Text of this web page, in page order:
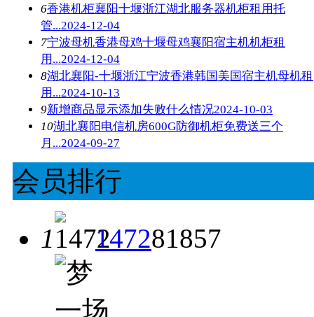
6香港机柜襄阳十堰浙江湖北服务器机柜租用托
管...2024-12-04
7宁波母机香港母鸡十堰母鸡襄阳宿主机机柜租
用...2024-12-04
8湖北襄阳-十堰浙江宁波香港韩国美国宿主机母机租
用...2024-10-13
9新增商品显示添加失败什么情况2024-10-03
10湖北襄阳电信机房600G防御机柜免费送三个
月...2024-09-27
会员排行
1
147281857